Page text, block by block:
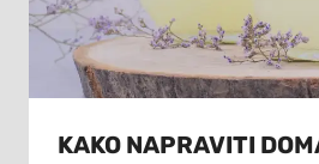
KAKO NAPRAVITI